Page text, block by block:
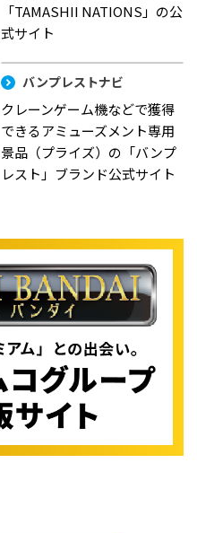
「TAMASHII NATIONS」の公
式サイト
バンプレストナビ
クレーンゲーム機などで獲得
できるアミューズメント専用
景品（プライズ）の「バンプ
レスト」ブランド公式サイト